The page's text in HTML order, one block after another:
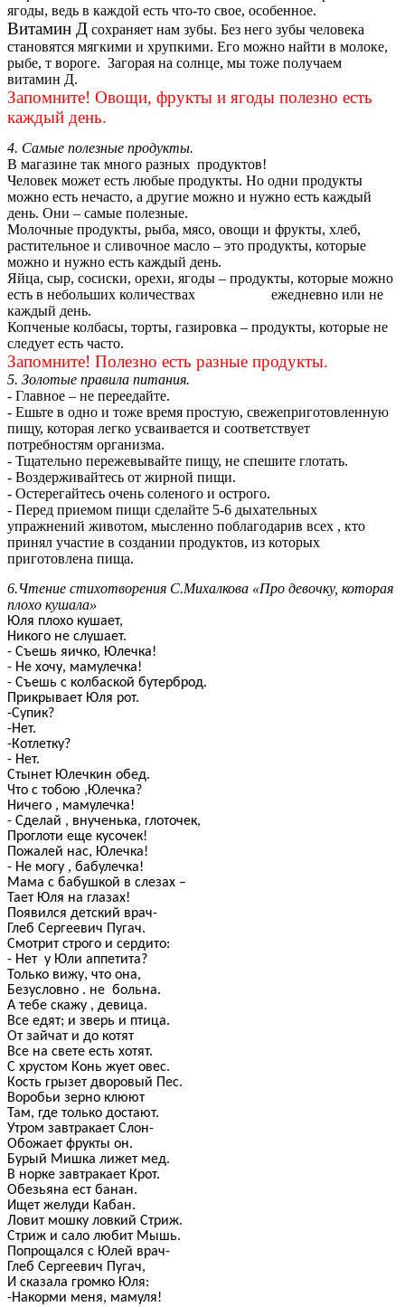
ягоды, ведь в каждой есть что-то свое, особенное.
Витамин Д сохраняет нам зубы. Без него зубы человека
становятся мягкими и хрупкими. Его можно найти в молоке,
рыбе, т вороге. Загорая на солнце, мы тоже получаем
витамин Д.
Запомните! Овощи, фрукты и ягоды полезно есть
каждый день.
4. Самые полезные продукты.
В магазине так много разных продуктов!
Человек может есть любые продукты. Но одни продукты
можно есть нечасто, а другие можно и нужно есть каждый
день. Они – самые полезные.
Молочные продукты, рыба, мясо, овощи и фрукты, хлеб,
растительное и сливочное масло – это продукты, которые
можно и нужно есть каждый день.
Яйца, сыр, сосиски, орехи, ягоды – продукты, которые можно
есть в небольших количествах ежедневно или не
каждый день.
Копченые колбасы, торты, газировка – продукты, которые не
следует есть часто.
Запомните! Полезно есть разные продукты.
5. Золотые правила питания.
- Главное – не переедайте.
- Ешьте в одно и тоже время простую, свежеприготовленную
пищу, которая легко усваивается и соответствует
потребностям организма.
- Тщательно пережевывайте пищу, не спешите глотать.
- Воздерживайтесь от жирной пищи.
- Остерегайтесь очень соленого и острого.
- Перед приемом пищи сделайте 5-6 дыхательных
упражнений животом, мысленно поблагодарив всех , кто
принял участие в создании продуктов, из которых
приготовлена пища.
6.Чтение стихотворения С.Михалкова «Про девочку, которая
плохо кушала»
Юля плохо кушает,
Никого не слушает.
- Съешь яичко, Юлечка!
- Не хочу, мамулечка!
- Съешь с колбаской бутерброд.
Прикрывает Юля рот.
-Супик?
-Нет.
-Котлетку?
- Нет.
Стынет Юлечкин обед.
Что с тобою ,Юлечка?
Ничего , мамулечка!
- Сделай , внученька, глоточек,
Проглоти еще кусочек!
Пожалей нас, Юлечка!
- Не могу , бабулечка!
Мама с бабушкой в слезах –
Тает Юля на глазах!
Появился детский врач-
Глеб Сергеевич Пугач.
Смотрит строго и сердито:
- Нет у Юли аппетита?
Только вижу, что она,
Безусловно . не больна.
А тебе скажу , девица.
Все едят; и зверь и птица.
От зайчат и до котят
Все на свете есть хотят.
С хрустом Конь жует овес.
Кость грызет дворовый Пес.
Воробьи зерно клюют
Там, где только достают.
Утром завтракает Слон-
Обожает фрукты он.
Бурый Мишка лижет мед.
В норке завтракает Крот.
Обезьяна ест банан.
Ищет желуди Кабан.
Ловит мошку ловкий Стриж.
Стриж и сало любит Мышь.
Попрощался с Юлей врач-
Глеб Сергеевич Пугач,
И сказала громко Юля:
-Накорми меня, мамуля!